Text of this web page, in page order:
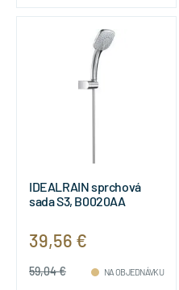
IDEALRAIN sprchová
sada S3, B0020AA
39,56 €
59,04 € NA OBJEDNÁVKU